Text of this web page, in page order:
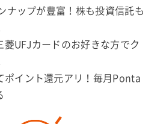
ナップが豊富！株も投資信託も
菱UFJカードのお好きな方でク
ポイント還元アリ！毎月Ponta